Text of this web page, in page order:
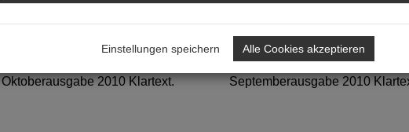
verschwunden!
Vizepräsident Ernst Wolfgang
Oktoberausgabe 2010 Klartext.
statt Maschen!
Vizepräsident Ernst Wolfgang
Eichler spricht in der DAB-
Septemberausgabe 2010
Einstellungen speichern Alle Cookies akzeptieren